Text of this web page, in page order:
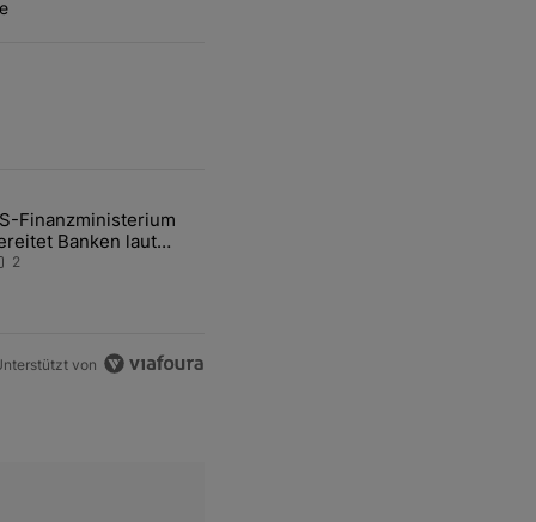
Artikel der letzten 7 days.
Awareness: Alles über den Retter-Deal" mit 3 kommentare.
mit dem Titel "US-Finanzministerium bereitet Banken laut
Finanzministerium
Banken laut
auf eventuelle
2
von